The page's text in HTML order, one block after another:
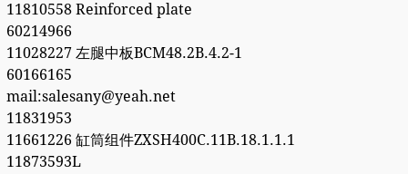
11810558 Reinforced plate
60214966
11028227 左腿中板BCM48.2B.4.2-1
60166165
mail:salesany@yeah.net
11831953
11661226 缸筒组件ZXSH400C.11B.18.1.1.1
11873593L